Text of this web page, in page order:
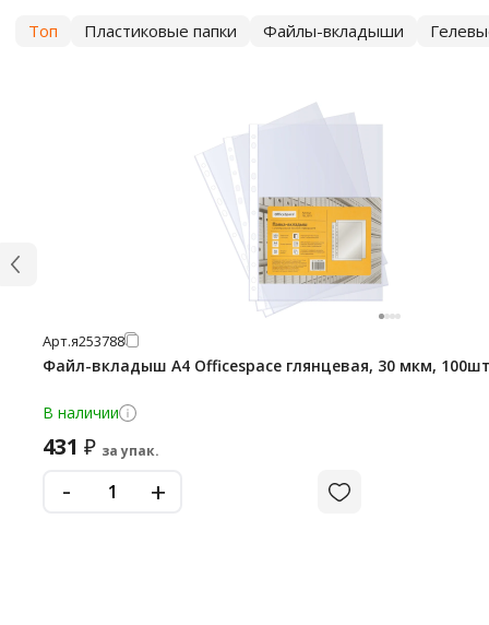
Топ Пластиковые папки Файлы-вкладыши
Арт.я253788
Файл-вкладыш А4 Officespace глянцевая, 30 мкм,
В наличии
431 ₽ за упак.
- +